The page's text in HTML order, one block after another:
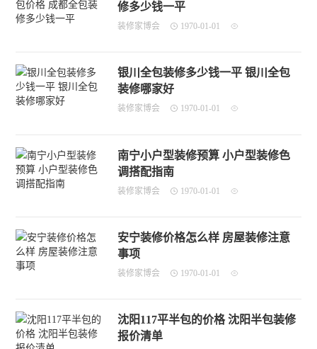
修多少钱一平
装修家博会 1970-01-01
银川全包装修多少钱一平 银川全包
装修哪家好
装修家博会 1970-01-01
南宁小户型装修预算 小户型装修色
调搭配指南
装修家博会 1970-01-01
安宁装修价格怎么样 房屋装修注意
事项
装修家博会 1970-01-01
沈阳117平半包的价格 沈阳半包装修
报价清单